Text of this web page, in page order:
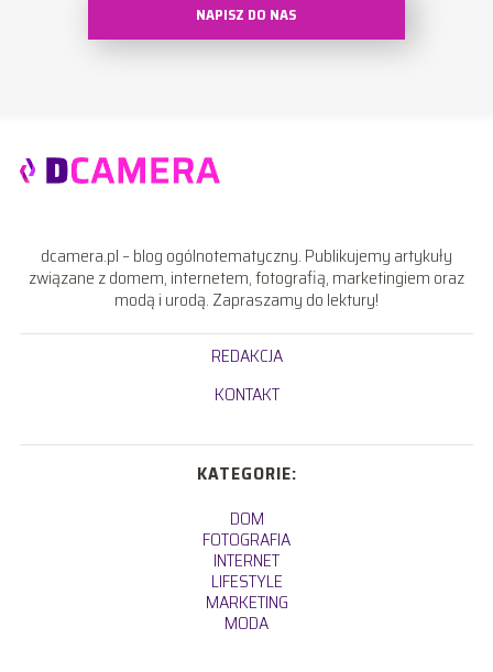
NAPISZ DO NAS
dcamera.pl – blog ogólnotematyczny. Publikujemy artykuły
związane z domem, internetem, fotografią, marketingiem oraz
modą i urodą. Zapraszamy do lektury!
REDAKCJA
KONTAKT
KATEGORIE:
DOM
FOTOGRAFIA
INTERNET
LIFESTYLE
MARKETING
MODA